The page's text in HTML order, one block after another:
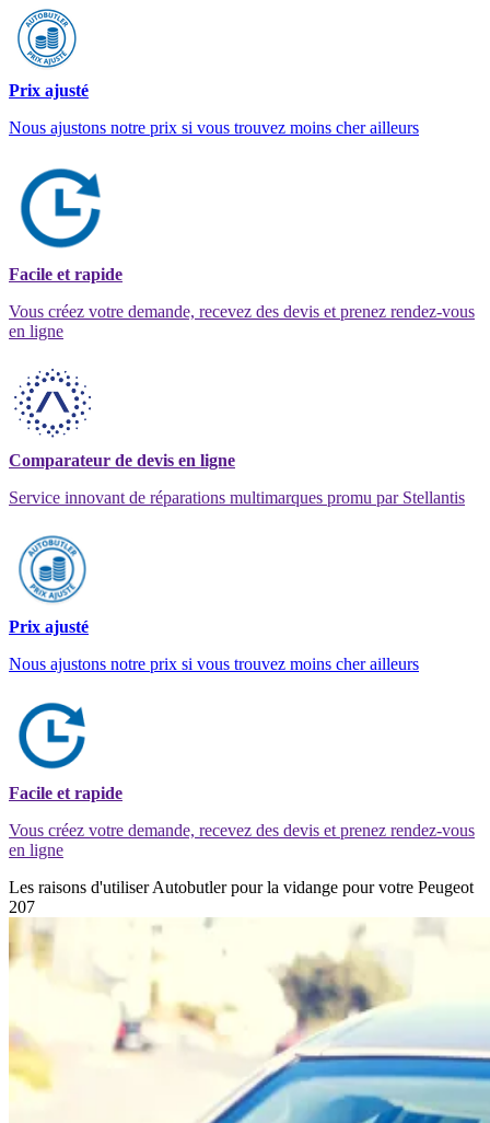
Prix ajusté
Nous ajustons notre prix si vous trouvez moins cher ailleurs
Facile et rapide
Vous créez votre demande, recevez des devis et prenez rendez-vous
en ligne
Comparateur de devis en ligne
Service innovant de réparations multimarques promu par Stellantis
Prix ajusté
Nous ajustons notre prix si vous trouvez moins cher ailleurs
Facile et rapide
Vous créez votre demande, recevez des devis et prenez rendez-vous
en ligne
Les raisons d'utiliser Autobutler pour la vidange pour votre Peugeot
207